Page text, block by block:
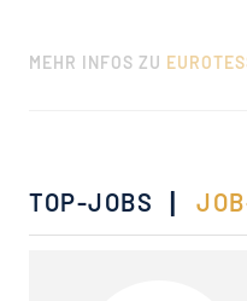
MEHR INFOS ZU
TOP-JOBS |